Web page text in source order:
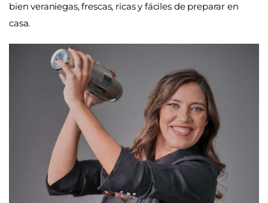
bien veraniegas, frescas, ricas y fáciles de preparar en
casa.